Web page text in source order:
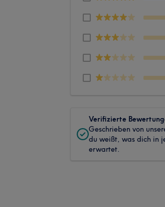
Verifizierte
Geschrieben von
du weißt, was dich in
erwartet.